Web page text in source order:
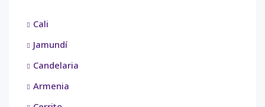
Cali
Jamundí
Candelaria
Armenia